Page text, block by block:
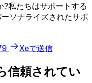
私たちはサポートする
ソナライズされたサポ
Xeで送信
信頼されてい